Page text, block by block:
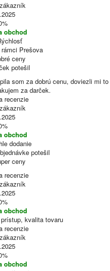
obchod
Prešova
ceny
potešil
som za dobrú cenu, doviezli mi to
za darček.
obchod
dodanie
potešil
ceny
obchod
kvalita tovaru
obchod